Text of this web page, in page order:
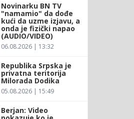
Novinarku BN TV
"namamio" da dođe
kući da uzme izjavu, a
onda je fizički napao
(AUDIO/VIDEO)
06.08.2026 | 13:32
Republika Srpska je
privatna teritorija
Milorada Dodika
05.08.2026 | 15:49
Berjan: Video